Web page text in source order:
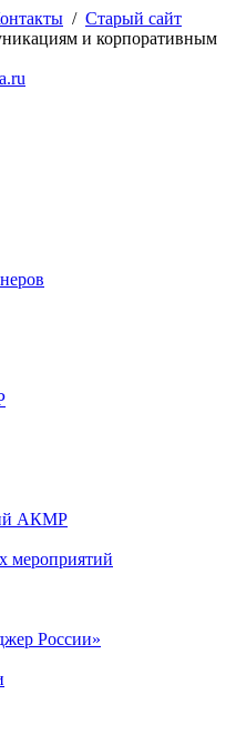
/ Старый сайт
и корпоративным
АКМР
мероприятий
России»